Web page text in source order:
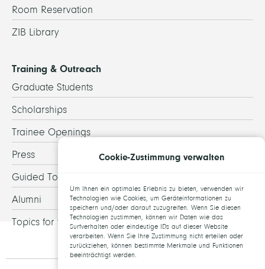
Room Reservation
ZIB Library
Training & Outreach
Graduate Students
Scholarships
Trainee Openings
Press
Guided Tours
Alumni
Topics for theses
Cookie-Zustimmung verwalten
Um Ihnen ein optimales Erlebnis zu bieten, verwenden wir
Technologien wie Cookies, um Geräteinformationen zu
speichern und/oder darauf zuzugreifen. Wenn Sie diesen
Technologien zustimmen, können wir Daten wie das
Surfverhalten oder eindeutige IDs auf dieser Website
verarbeiten. Wenn Sie Ihre Zustimmung nicht erteilen oder
zurückziehen, können bestimmte Merkmale und Funktionen
beeinträchtigt werden.